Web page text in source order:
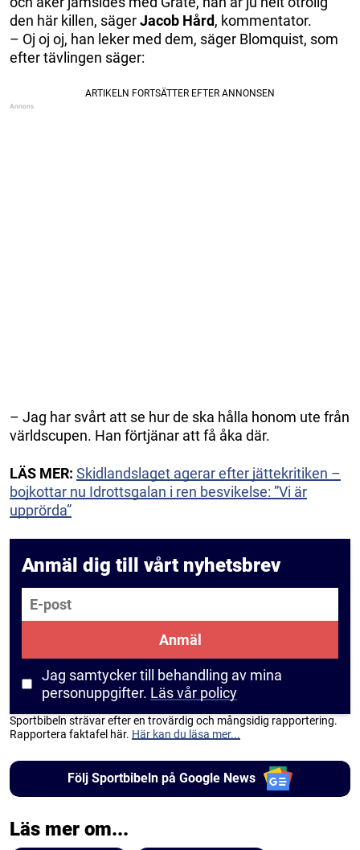
den här killen, sägerJacob Hård, kommentator.
– Oj oj oj, han leker med dem, säger Blomquist, som
efter tävlingen säger:
– Jag har svårt att se hur de ska hålla honom ute från
världscupen. Han förtjänar att få åka där.
LÄS MER: Skidlandslaget agerar efter jättekritiken –
bojkottar nu Idrottsgalan i ren besvikelse: ”Vi är
upprörda”
Anmäl dig till vårt nyhetsbrev
E-post
Anmäl
Jag samtycker till behandling av mina
personuppgifter. Läs vår policy
Sportbibeln strävar efter en trovärdig och mångsidig rapportering.
Rapportera faktafel här. Här kan du läsa mer...
Följ Sportbibeln på Google News
Läs mer om...